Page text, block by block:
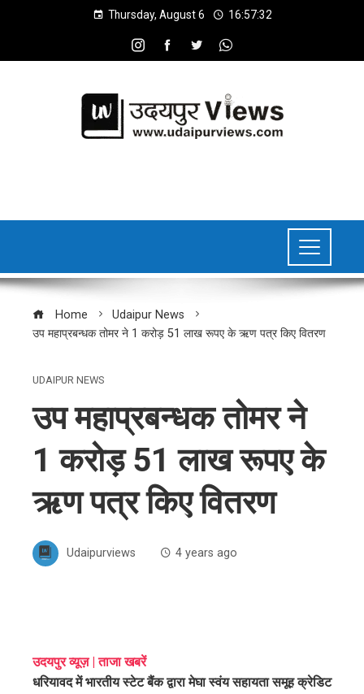
Thursday, August 6 16:57:33
Home
Udaipur News
उप महाप्रबन्धक तोमर ने 1 करोड़ 51 लाख रूपए के ऋण पत्र किए वितरण
UDAIPUR NEWS
उप महाप्रबन्धक तोमर ने
1 करोड़ 51 लाख रूपए के
ऋण पत्र किए वितरण
Udaipurviews 4 years ago
उदयपुर व्यूज़ | ताजा खबरें
धरियावद में भारतीय स्टेट बैंक द्वारा मेघा स्वंय सहायता समूह क्रेडिट